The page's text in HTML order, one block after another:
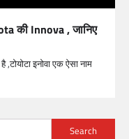
की Innova , जानिए
इनोवा एक ऐसा नाम
Search